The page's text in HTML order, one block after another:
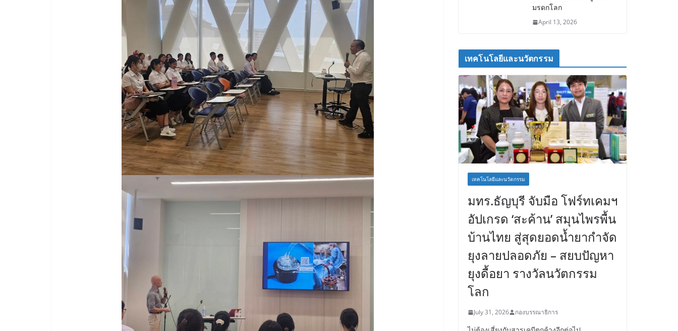
มรดกโลก
April 13, 2026
เทคโนโลยีและนวัตกรรม
เทคโนโลยีและนวัตกรรม
มทร.ธัญบุรี จับมือ โฟร์ทเคมฯ
อัปเกรด ‘สะค้าน’ สมุนไพรพื้น
บ้านไทย สู่สุดยอดน้ำยากำจัด
ยุงลายปลอดภัย – สยบปัญหา
ยุงดื้อยา รางวัลนวัตกรรม
โลก
July 31, 2026 กองบรรณาธิการ